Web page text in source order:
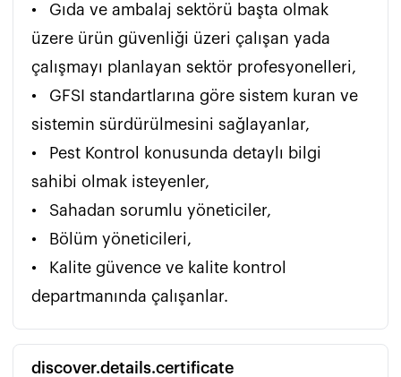
•	Gıda ve ambalaj sektörü başta olmak
üzere ürün güvenliği üzeri çalışan yada
çalışmayı planlayan sektör profesyonelleri,
•	GFSI standartlarına göre sistem kuran ve
sistemin sürdürülmesini sağlayanlar,
•	Pest Kontrol konusunda detaylı bilgi
sahibi olmak isteyenler,
•	Sahadan sorumlu yöneticiler,
•	Bölüm yöneticileri,
•	Kalite güvence ve kalite kontrol
departmanında çalışanlar.
discover.details.certificate